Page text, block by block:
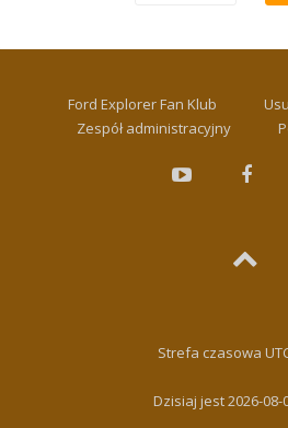
Ford Explorer Fan Klub
Zespół administracyjny
Strefa czasowa
Dzisiaj jest 2026-08-